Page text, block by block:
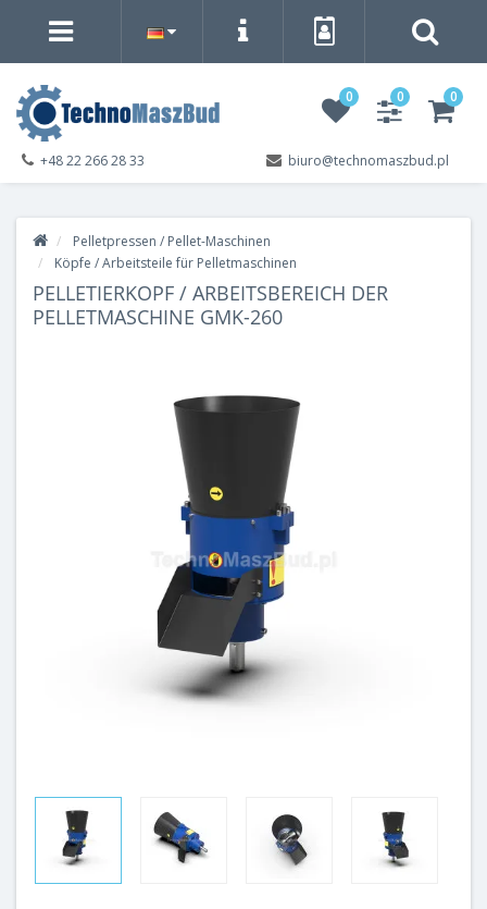
0 0 0
biuro@technomaszbud.pl
+48 22 266 28 33
Pelletpressen / Pellet-Maschinen
Köpfe / Arbeitsteile für Pelletmaschinen
PELLETIERKOPF / ARBEITSBEREICH DER
PELLETMASCHINE GMK-260